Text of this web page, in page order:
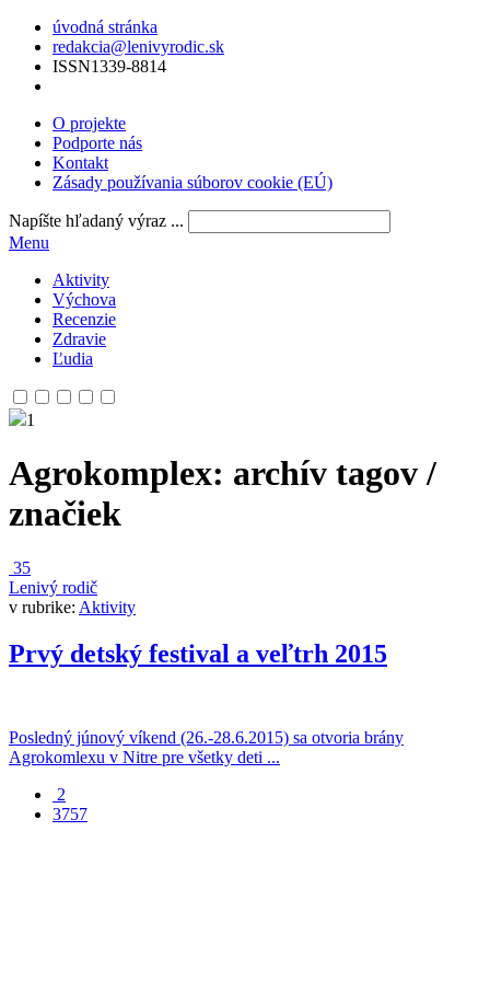
úvodná stránka
redakcia@lenivyrodic.sk
ISSN1339-8814
O projekte
Podporte nás
Kontakt
Zásady používania súborov cookie (EÚ)
Napíšte hľadaný výraz ...
Menu
Aktivity
Výchova
Recenzie
Zdravie
Ľudia
1
Agrokomplex: archív tagov /
značiek
35
Lenivý rodič
v rubrike: Aktivity
Prvý detský festival a veľtrh 2015
Posledný júnový víkend (26.-28.6.2015) sa otvoria brány
Agrokomlexu v Nitre pre všetky deti ...
2
3757